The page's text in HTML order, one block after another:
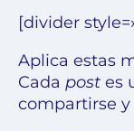
[divider
Aplica estas
Cada post es
compartirse y